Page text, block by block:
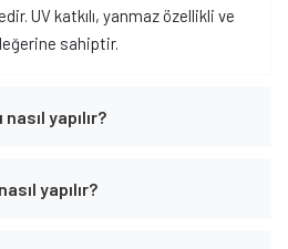
UV katkılı, yanmaz özellikli ve
sahiptir.
yapılır?
yapılır?